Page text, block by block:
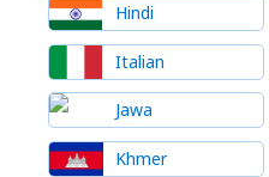
Hindi
Italian
Jawa
Khmer